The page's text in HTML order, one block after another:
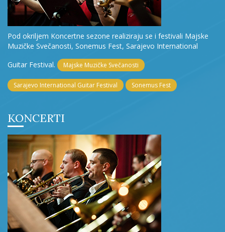
Pod okriljem Koncertne sezone realiziraju se i festivali Majske
Muzičke Svečanosti, Sonemus Fest, Sarajevo International
Guitar Festival.
Majske Muzičke Svečanosti
Sarajevo International Guitar Festival Sonemus Fest
KONCERTI